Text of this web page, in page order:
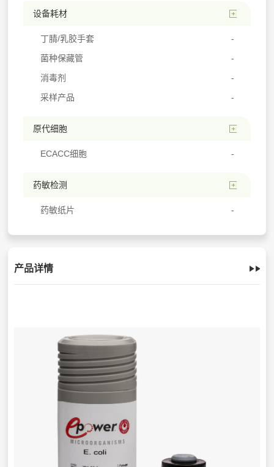
设备耗材
丁腈/乳胶手套
菌种保藏管
消毒剂
采样产品
原代细胞
ECACC细胞
药敏检测
药敏纸片
产品详情